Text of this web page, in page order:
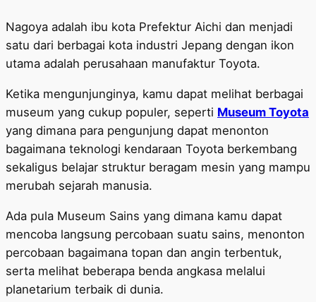
Nagoya adalah ibu kota Prefektur Aichi dan menjadi
satu dari berbagai kota industri Jepang dengan ikon
utama adalah perusahaan manufaktur Toyota.
Ketika mengunjunginya, kamu dapat melihat berbagai
museum yang cukup populer, seperti Museum Toyota
yang dimana para pengunjung dapat menonton
bagaimana teknologi kendaraan Toyota berkembang
sekaligus belajar struktur beragam mesin yang mampu
merubah sejarah manusia.
Ada pula Museum Sains yang dimana kamu dapat
mencoba langsung percobaan suatu sains, menonton
percobaan bagaimana topan dan angin terbentuk,
serta melihat beberapa benda angkasa melalui
planetarium terbaik di dunia.